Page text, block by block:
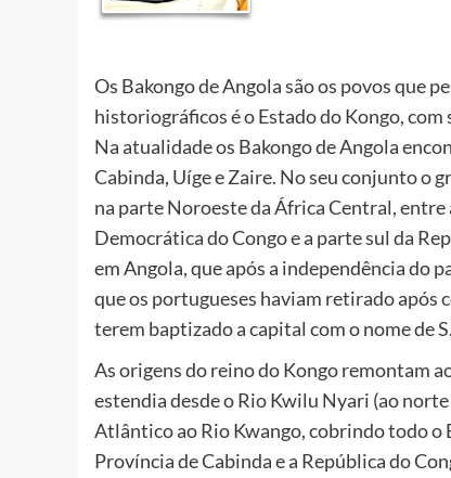
Os Bakongo de Angola são os povos que
historiográficos é o Estado do Kongo,
Na atualidade os Bakongo de Angola
Cabinda, Uíge e Zaire. No seu conjunto
na parte Noroeste da África Central, entre
Democrática do Congo e a parte sul da
em Angola, que após a independência do
que os portugueses haviam retirado após
terem baptizado a capital com o nome de
As origens do reino do Kongo remontam
estendia desde o Rio Kwilu Nyari (ao
Atlântico ao Rio Kwango, cobrindo todo o
Província de Cabinda e a República do